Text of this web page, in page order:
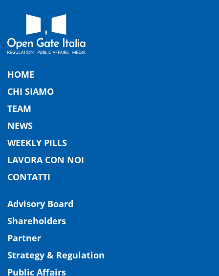
HOME
CHI SIAMO
TEAM
NEWS
WEEKLY PILLS
LAVORA CON NOI
CONTATTI
Advisory Board
Shareholders
Partner
Strategy & Regulation
Public Affairs